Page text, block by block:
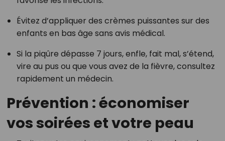
Évitez d’appliquer des crèmes puissantes sur des
enfants en bas âge sans avis médical.
Si la piqûre dépasse 7 jours, enfle, fait mal, s’étend,
vire au pus ou que vous avez de la fièvre, consultez
rapidement un médecin.
Prévention : économiser
vos soirées et votre peau